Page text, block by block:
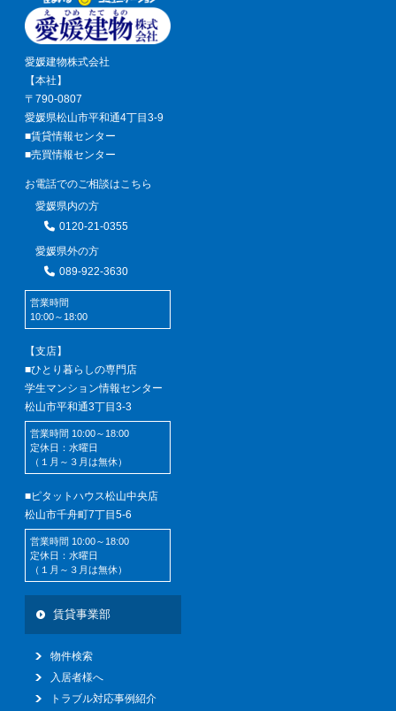
愛媛建物株式会社
【本社】
〒790-0807
愛媛県松山市平和通4丁目3-9
■賃貸情報センター
■売買情報センター
お電話でのご相談はこちら
愛媛県内の方
0120-21-0355
愛媛県外の方
089-922-3630
営業時間
10:00～18:00
【支店】
■ひとり暮らしの専門店
学生マンション情報センター
松山市平和通3丁目3-3
営業時間 10:00～18:00
定休日：水曜日
（１月～３月は無休）
■ピタットハウス松山中央店
松山市千舟町7丁目5-6
営業時間 10:00～18:00
定休日：水曜日
（１月～３月は無休）
賃貸事業部
物件検索
入居者様へ
トラブル対応事例紹介